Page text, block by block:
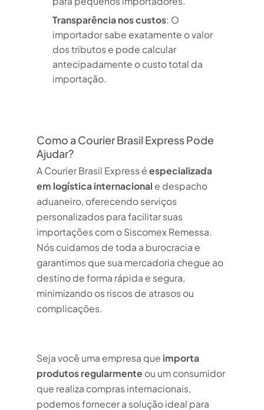
Transparência nos custos: O
importador sabe exatamente o valor
dos tributos e pode calcular
antecipadamente o custo total da
importação.
Como a Courier Brasil Express Pode
Ajudar?
A Courier Brasil Express éespecializada
em logística internacional e despacho
aduaneiro, oferecendo serviços
personalizados para facilitar suas
importações com o Siscomex Remessa.
Nós cuidamos de toda a burocracia e
garantimos que sua mercadoria chegue ao
destino de forma rápida e segura,
minimizando os riscos de atrasos ou
complicações.
Seja você uma empresa que importa
produtos regularmente ou um consumidor
que realiza compras internacionais,
podemos fornecer a solução ideal para